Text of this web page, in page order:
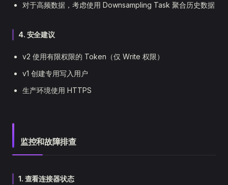
对于高频数据，考虑使用 Downsampling Task 聚合历史数据
4. 安全建议
v2 使用有限权限的 Token（仅 Write 权限）
v1 创建专用写入用户
生产环境使用 HTTPS
监控和故障排查
1. 查看连接器状态